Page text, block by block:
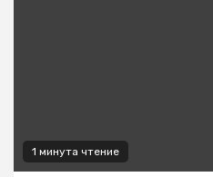
1 минута чтение